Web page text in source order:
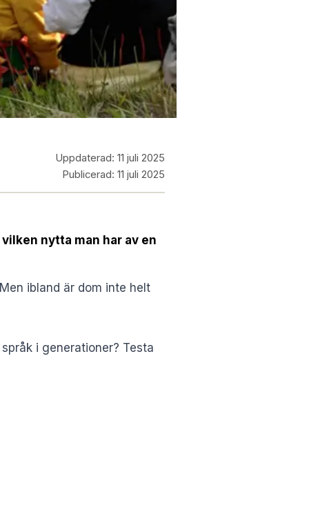
Uppdaterad: 11 juli 2025
Publicerad: 11 juli 2025
nytta man har av en
ibland är dom inte helt
i generationer? Testa